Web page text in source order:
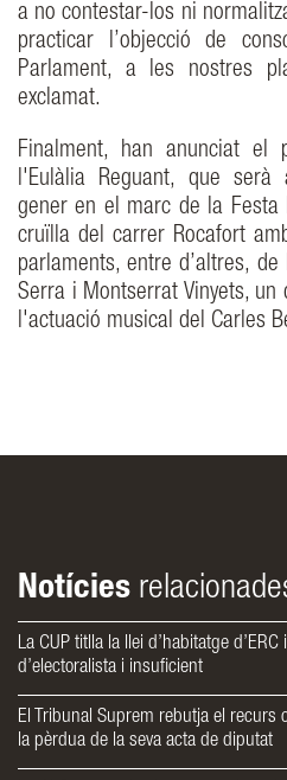
a no contestar-los ni
practicar l’objecció de
Parlament, a les nostres
exclamat.
Finalment, han anunciat
l'Eulàlia Reguant, que
gener en el marc de la
cruïlla del carrer Rocafort
parlaments, entre d’altres,
Serra i Montserrat Vinyets,
l'actuació musical del Carles
Notícies
La CUP titlla la llei d’habitatge
d’electoralista i insuficient
El Tribunal Suprem rebutja el recurs
la pèrdua de la seva acta de diputat